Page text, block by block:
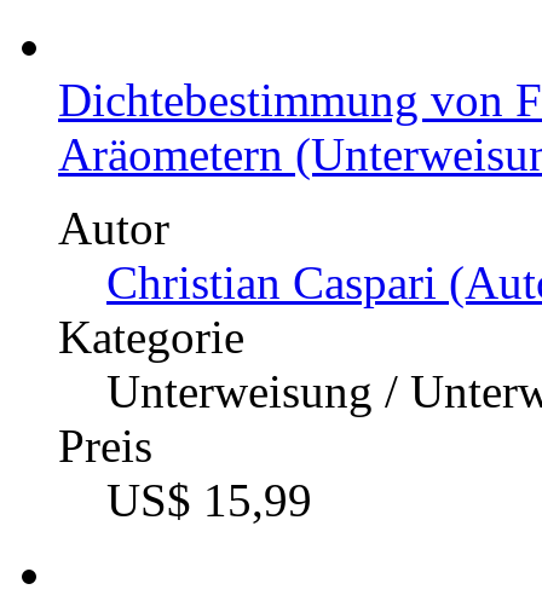
Dichtebestimmung von
Aräometern
Autor
Christian Caspari
Kategorie
Unterweisung /
Preis
US$ 15,99